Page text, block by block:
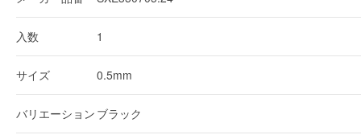
入数 1
サイズ 0.5mm
バリエーション ブラック